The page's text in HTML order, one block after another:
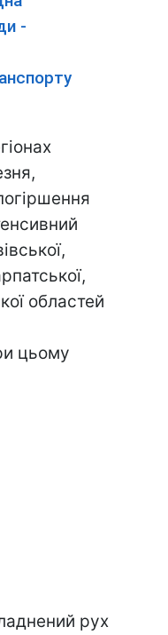
-
областей
цьому
рух